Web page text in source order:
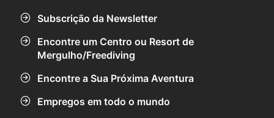
Subscrição da Newsletter
Encontre um Centro ou Resort de
Mergulho/Freediving
Encontre a Sua Próxima Aventura
Empregos em todo o mundo